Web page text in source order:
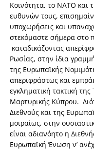
Κοινότητα, το ΝΑΤΟ και
ευθυνών τους,
υποχωρήσεις και
στεκόμαστε σήμερα στο
καταδικάζοντας
Ρωσίας, στην ίδια
της Ευρωπαϊκής
απεριφράστως και
εγκληματική τακτική
Μαρτυρικής Κύπρου.
Διεθνούς και της
μοιραίως, στην
είναι αδιανόητο η
Ευρωπαϊκή Ένωση ν’